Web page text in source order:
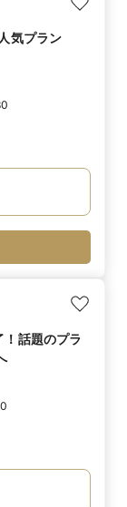
気プラン
！話題のプラ